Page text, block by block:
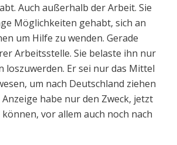
Auch außerhalb der Arbeit. Sie
Möglichkeiten gehabt, sich an
um Hilfe zu wenden. Gerade
Arbeitsstelle. Sie belaste ihn nur
loszuwerden. Er sei nur das Mittel
um nach Deutschland ziehen
habe nur den Zweck, jetzt
vor allem auch noch nach